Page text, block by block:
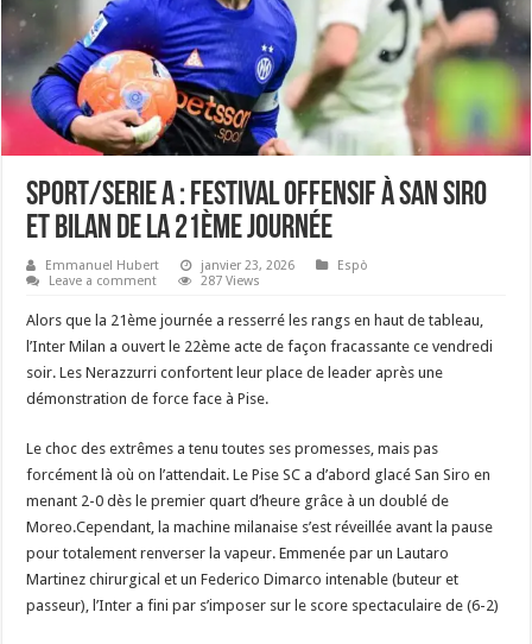
Sport/Serie A : Festival offensif à San Siro
et bilan de la 21ème journée
Emmanuel Hubert janvier 23, 2026
Espò
Leave a comment
287 Views
Alors que la 21ème journée a resserré les rangs en haut de tableau,
l’Inter Milan a ouvert le 22ème acte de façon fracassante ce vendredi
soir. Les Nerazzurri confortent leur place de leader après une
démonstration de force face à Pise.
Le choc des extrêmes a tenu toutes ses promesses, mais pas
forcément là où on l’attendait. Le Pise SC a d’abord glacé San Siro en
menant 2-0 dès le premier quart d’heure grâce à un doublé de
Moreo.Cependant, la machine milanaise s’est réveillée avant la pause
pour totalement renverser la vapeur. Emmenée par un Lautaro
Martinez chirurgical et un Federico Dimarco intenable (buteur et
passeur), l’Inter a fini par s’imposer sur le score spectaculaire de (6-2)